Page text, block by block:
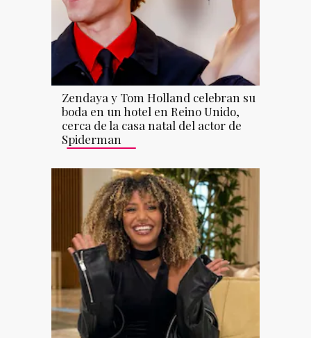
Zendaya y Tom Holland celebran su
boda en un hotel en Reino Unido,
cerca de la casa natal del actor de
Spiderman